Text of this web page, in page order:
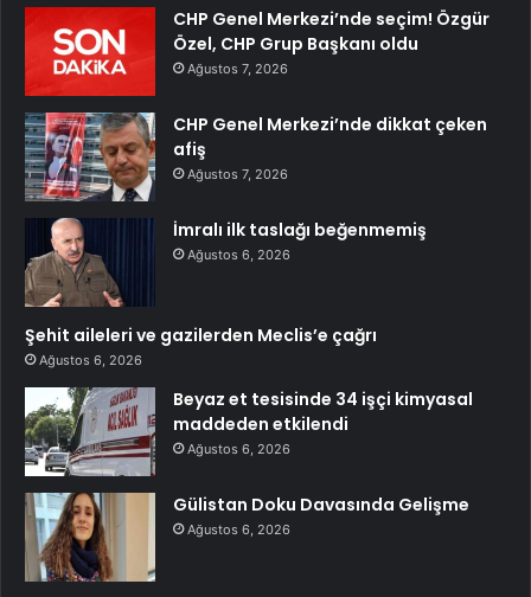
CHP Genel Merkezi’nde seçim! Özgür
Özel, CHP Grup Başkanı oldu
Ağustos 7, 2026
CHP Genel Merkezi’nde dikkat çeken
afiş
Ağustos 7, 2026
İmralı ilk taslağı beğenmemiş
Ağustos 6, 2026
Şehit aileleri ve gazilerden Meclis’e çağrı
Ağustos 6, 2026
Beyaz et tesisinde 34 işçi kimyasal
maddeden etkilendi
Ağustos 6, 2026
Gülistan Doku Davasında Gelişme
Ağustos 6, 2026